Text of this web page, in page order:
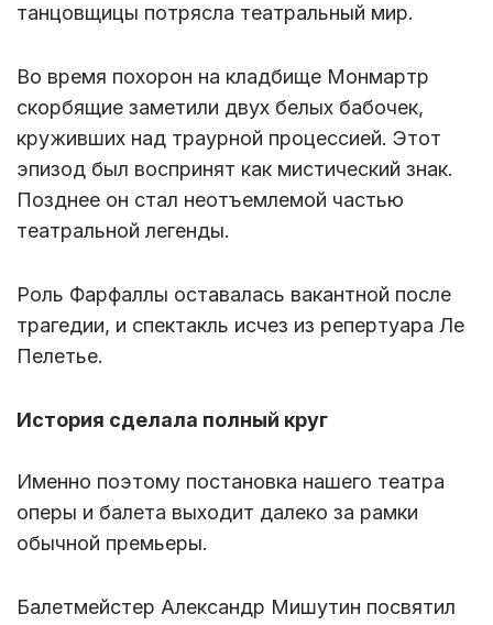
танцовщицы потрясла театральный мир.
Во время похорон на кладбище Монмартр
скорбящие заметили двух белых бабочек,
круживших над траурной процессией. Этот
эпизод был воспринят как мистический знак.
Позднее он стал неотъемлемой частью
театральной легенды.
Роль Фарфаллы оставалась вакантной после
трагедии, и спектакль исчез из репертуара Ле
Пелетье.
История сделала полный круг
Именно поэтому постановка нашего театра
оперы и балета выходит далеко за рамки
обычной премьеры.
Балетмейстер Александр Мишутин посвятил